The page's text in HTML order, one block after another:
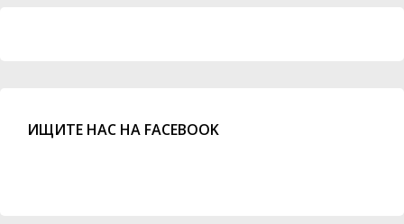
ИЩИТЕ НАС НА FACEBOOK